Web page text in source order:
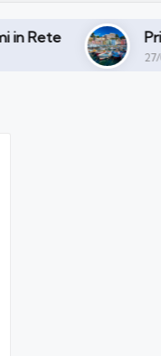
Private Tours from
27/04/2026